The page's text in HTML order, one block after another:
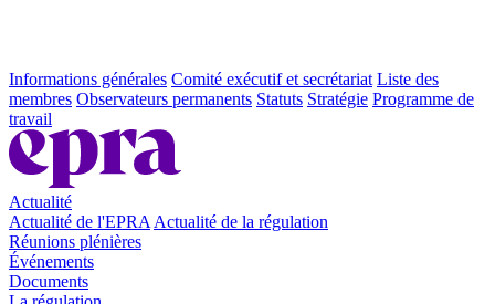
Informations générales Comité exécutif et secrétariat Liste des
membres Observateurs permanents Statuts Stratégie Programme de
travail
Actualité
Actualité de l'EPRA Actualité de la régulation
Réunions plénières
Événements
Documents